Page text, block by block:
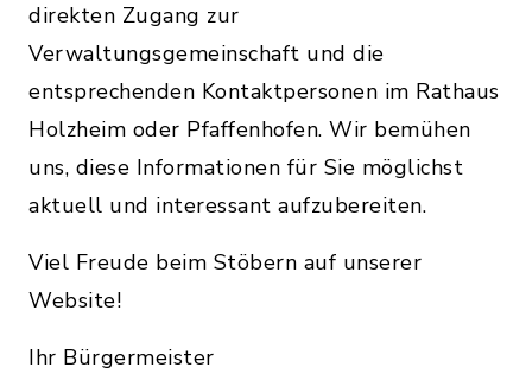
direkten Zugang zur
Verwaltungsgemeinschaft und die
entsprechenden Kontaktpersonen im Rathaus
Holzheim oder Pfaffenhofen. Wir bemühen
uns, diese Informationen für Sie möglichst
aktuell und interessant aufzubereiten.
Viel Freude beim Stöbern auf unserer
Website!
Ihr Bürgermeister